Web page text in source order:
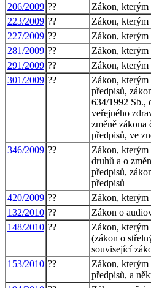
206/2009 ??
Zákon, kterým
223/2009 ??
Zákon, kterým
227/2009 ??
Zákon, kterým
281/2009 ??
Zákon, kterým
291/2009 ??
Zákon, kterým
301/2009 ??
Zákon, kterým
předpisů,
634/1992 Sb.,
veřejného
změně
předpisů, ve
346/2009 ??
Zákon, kterým
druhů a o
předpisů,
předpisů
420/2009 ??
Zákon, kterým
132/2010 ??
Zákon o
148/2010 ??
Zákon, kterým
(zákon o
související
153/2010 ??
Zákon, kterým
předpisů, a